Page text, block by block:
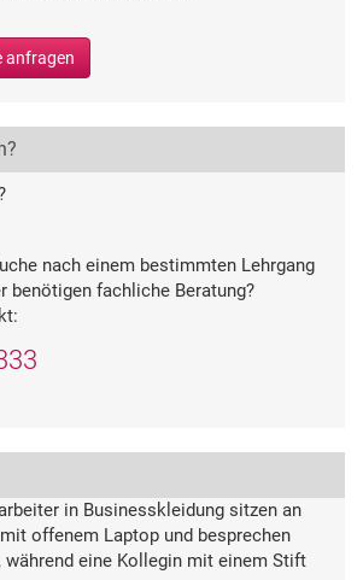
anfragen
nach einem bestimmten Lehrgang
benötigen fachliche Beratung?